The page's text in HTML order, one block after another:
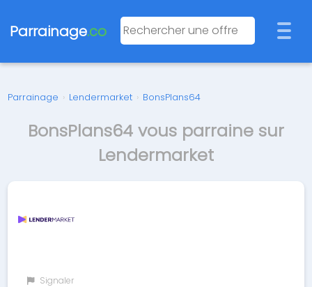
Parrainage.co
Parrainage › Lendermarket › BonsPlans64
BonsPlans64 vous parraine sur
Lendermarket
Signaler